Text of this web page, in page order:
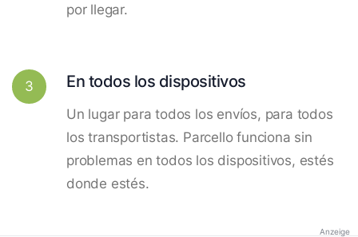
por llegar.
3 En todos los dispositivos
Un lugar para todos los envíos, para todos
los transportistas. Parcello funciona sin
problemas en todos los dispositivos, estés
donde estés.
Anzeige